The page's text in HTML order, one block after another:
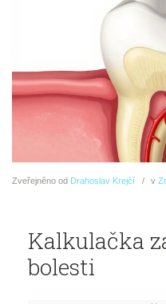
Zveřejněno od Drahoslav Krejčí v
Kalkulačka
bolesti